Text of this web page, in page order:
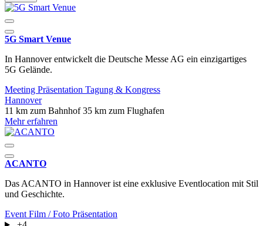
5G Smart Venue
In Hannover entwickelt die Deutsche Messe AG ein einzigartiges
5G Gelände.
Meeting Präsentation Tagung & Kongress
Hannover
11 km zum Bahnhof35 km zum Flughafen
Mehr erfahren
ACANTO
Das ACANTO in Hannover ist eine exklusive Eventlocation mit Stil
und Geschichte.
Event Film / Foto Präsentation